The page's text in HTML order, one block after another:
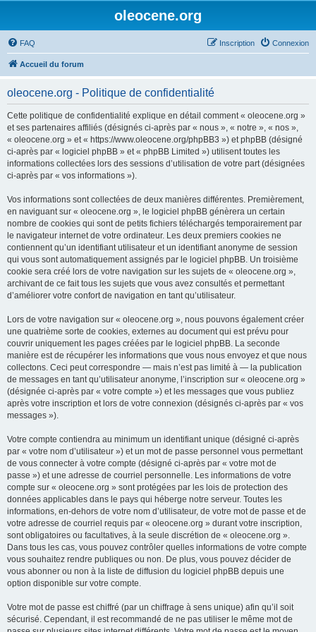
oleocene.org
FAQ Connexion
Inscription
Accueil du forum
oleocene.org - Politique de confidentialité
Cette politique de confidentialité explique en détail comment « oleocene.org »
et ses partenaires affiliés (désignés ci-après par « nous », « notre », « nos »,
« oleocene.org » et « https://www.oleocene.org/phpBB3 ») et phpBB (désigné
ci-après par « logiciel phpBB » et « phpBB Limited ») utilisent toutes les
informations collectées lors des sessions d’utilisation de votre part (désignées
ci-après par « vos informations »).
Vos informations sont collectées de deux manières différentes. Premièrement,
en naviguant sur « oleocene.org », le logiciel phpBB génèrera un certain
nombre de cookies qui sont de petits fichiers téléchargés temporairement par
le navigateur internet de votre ordinateur. Les deux premiers cookies ne
contiennent qu’un identifiant utilisateur et un identifiant anonyme de session
qui vous sont automatiquement assignés par le logiciel phpBB. Un troisième
cookie sera créé lors de votre navigation sur les sujets de « oleocene.org »,
archivant de ce fait tous les sujets que vous avez consultés et permettant
d’améliorer votre confort de navigation en tant qu’utilisateur.
Lors de votre navigation sur « oleocene.org », nous pouvons également créer
une quatrième sorte de cookies, externes au document qui est prévu pour
couvrir uniquement les pages créées par le logiciel phpBB. La seconde
manière est de récupérer les informations que vous nous envoyez et que nous
collectons. Ceci peut correspondre — mais n’est pas limité à — la publication
de messages en tant qu’utilisateur anonyme, l’inscription sur « oleocene.org »
(désignée ci-après par « votre compte ») et les messages que vous publiez
après votre inscription et lors de votre connexion (désignés ci-après par « vos
messages »).
Votre compte contiendra au minimum un identifiant unique (désigné ci-après
par « votre nom d’utilisateur ») et un mot de passe personnel vous permettant
de vous connecter à votre compte (désigné ci-après par « votre mot de
passe ») et une adresse de courriel personnelle. Les informations de votre
compte sur « oleocene.org » sont protégées par les lois de protection des
données applicables dans le pays qui héberge notre serveur. Toutes les
informations, en-dehors de votre nom d’utilisateur, de votre mot de passe et de
votre adresse de courriel requis par « oleocene.org » durant votre inscription,
sont obligatoires ou facultatives, à la seule discrétion de « oleocene.org ».
Dans tous les cas, vous pouvez contrôler quelles informations de votre compte
vous souhaitez rendre publiques ou non. De plus, vous pouvez décider de
vous abonner ou non à la liste de diffusion du logiciel phpBB depuis une
option disponible sur votre compte.
Votre mot de passe est chiffré (par un chiffrage à sens unique) afin qu’il soit
sécurisé. Cependant, il est recommandé de ne pas utiliser le même mot de